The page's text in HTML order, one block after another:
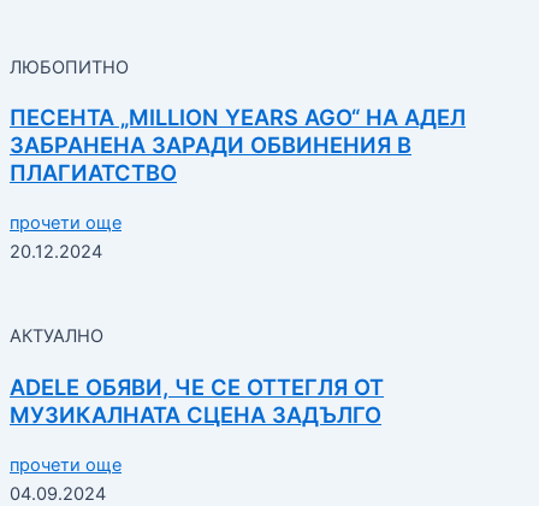
ЛЮБОПИТНО
ПЕСЕНТА „MILLION YEARS AGO“ НА АДЕЛ
ЗАБРАНЕНА ЗАРАДИ ОБВИНЕНИЯ В
ПЛАГИАТСТВО
прочети още
20.12.2024
АКТУАЛНО
ADELE ОБЯВИ, ЧЕ СЕ ОТТЕГЛЯ ОТ
МУЗИКАЛНАТА СЦЕНА ЗАДЪЛГО
прочети още
04.09.2024